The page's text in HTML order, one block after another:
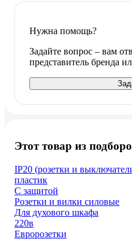
Нужна помощь?
Задайте вопрос – вам
представитель бренда
Этот товар из
IP20 (розетки и
пластик
С защитой
Розетки и вилки силовые
Для духового шкафа
220в
Евророзетки